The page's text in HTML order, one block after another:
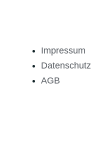
Impressum
Datenschutz
AGB